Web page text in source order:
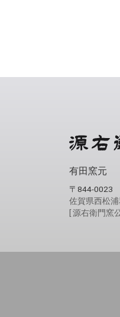
有田窯元
〒844-0023
佐賀県西松
[ 源右衛門窯